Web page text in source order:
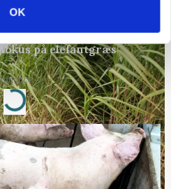
OK
Annonce
på elefantgræs